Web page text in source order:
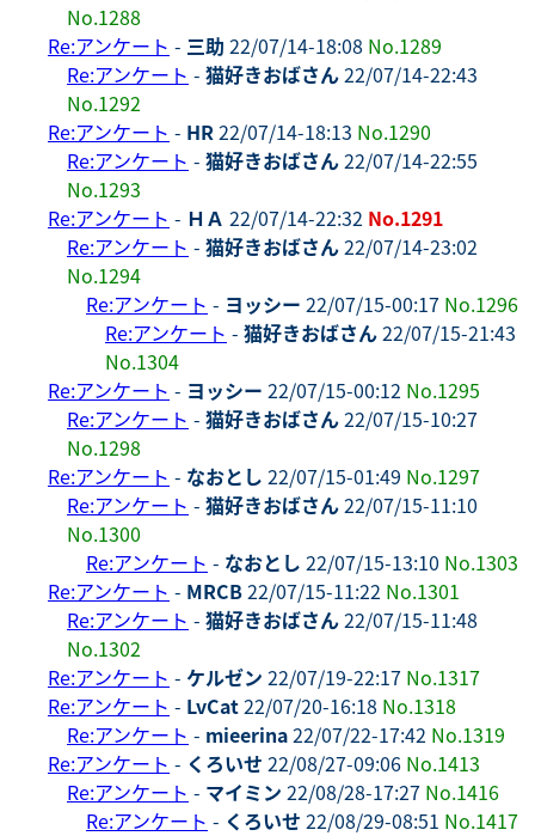
No.1288
Re:アンケート - 三助 22/07/14-18:08 No.1289
Re:アンケート - 猫好きおばさん22/07/14-22:43
No.1292
Re:アンケート - HR22/07/14-18:13 No.1290
Re:アンケート - 猫好きおばさん22/07/14-22:55
No.1293
Re:アンケート - ＨＡ 22/07/14-22:32 No.1291
Re:アンケート - 猫好きおばさん22/07/14-23:02
No.1294
Re:アンケート - ヨッシー 22/07/15-00:17 No.1296
Re:アンケート - 猫好きおばさん22/07/15-21:43
No.1304
Re:アンケート - ヨッシー 22/07/15-00:12 No.1295
Re:アンケート - 猫好きおばさん22/07/15-10:27
No.1298
Re:アンケート - なおとし 22/07/15-01:49 No.1297
Re:アンケート - 猫好きおばさん22/07/15-11:10
No.1300
Re:アンケート - なおとし 22/07/15-13:10 No.1303
Re:アンケート - MRCB22/07/15-11:22 No.1301
Re:アンケート - 猫好きおばさん22/07/15-11:48
No.1302
Re:アンケート - ケルゼン 22/07/19-22:17 No.1317
Re:アンケート - LvCat22/07/20-16:18 No.1318
Re:アンケート - mieerina22/07/22-17:42 No.1319
Re:アンケート - くろいせ 22/08/27-09:06 No.1413
Re:アンケート - マイミン 22/08/28-17:27 No.1416
Re:アンケート - くろいせ 22/08/29-08:51 No.1417